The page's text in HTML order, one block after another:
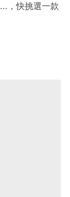
...，快挑選一款